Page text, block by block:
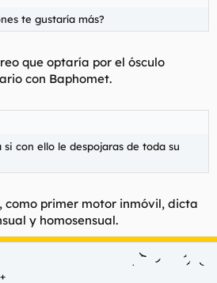
te gustaría más?
que optaría por el ósculo
con Baphomet.
con ello le despojaras de toda su
como primer motor inmóvil, dicta
y homosensual.